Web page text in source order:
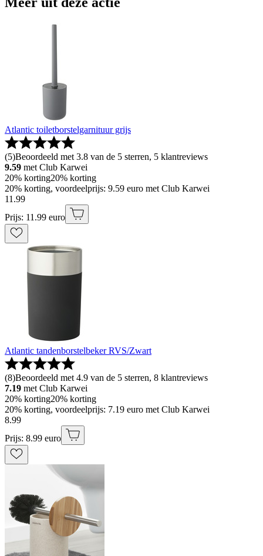
Atlantic toiletborstelgarnituur grijs
(5)Beoordeeld met 3.8 van de 5 sterren, 5 klantreviews
9.59 met Club Karwei
20% korting20% korting
20% korting, voordeelprijs: 9.59 euro met Club Karwei
11 .99
Prijs: 11.99 euro
Atlantic tandenborstelbeker RVS/Zwart
(8)Beoordeeld met 4.9 van de 5 sterren, 8 klantreviews
7.19 met Club Karwei
20% korting20% korting
20% korting, voordeelprijs: 7.19 euro met Club Karwei
8.99
Prijs: 8.99 euro